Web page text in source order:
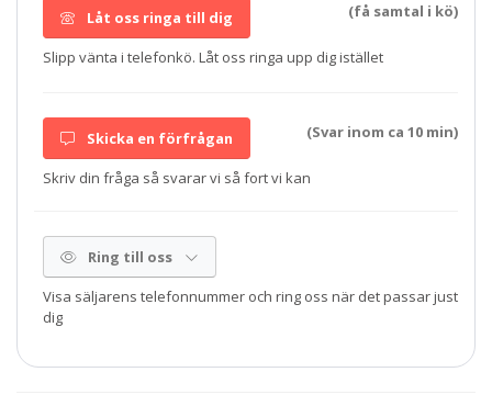
Låt oss ringa till dig (få samtal i kö)
Slipp vänta i telefonkö. Låt oss ringa upp dig istället
Skicka en förfrågan (Svar inom ca 10 min)
Skriv din fråga så svarar vi så fort vi kan
Ring till oss
Visa säljarens telefonnummer och ring oss när det passar just
dig